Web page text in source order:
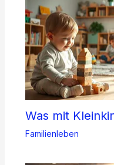
Was mit
Familienleben